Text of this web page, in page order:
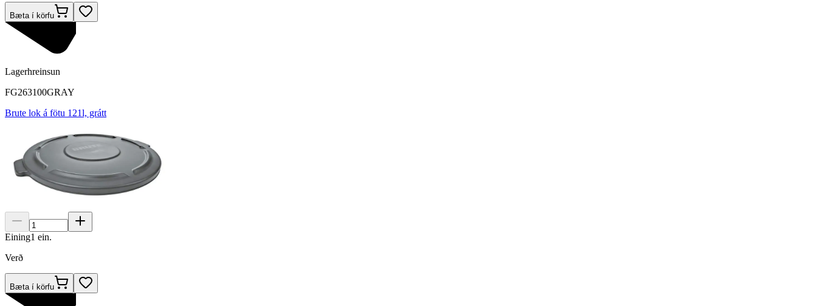
Bæta í körfu
Lagerhreinsun
FG263100GRAY
Brute lok á fötu 121l, grátt
Eining1 ein.
Verð
Bæta í körfu